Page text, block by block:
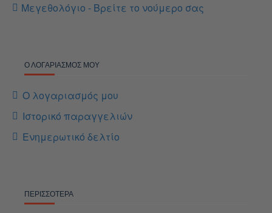
Μεγεθολόγιο - Βρείτε το νούμερο σας
Ο ΛΟΓΑΡΙΑΣΜΌΣ ΜΟΥ
Ο λογαριασμός μου
Ιστορικό παραγγελιών
Ενημερωτικό δελτίο
ΠΕΡΙΣΣΌΤΕΡΑ